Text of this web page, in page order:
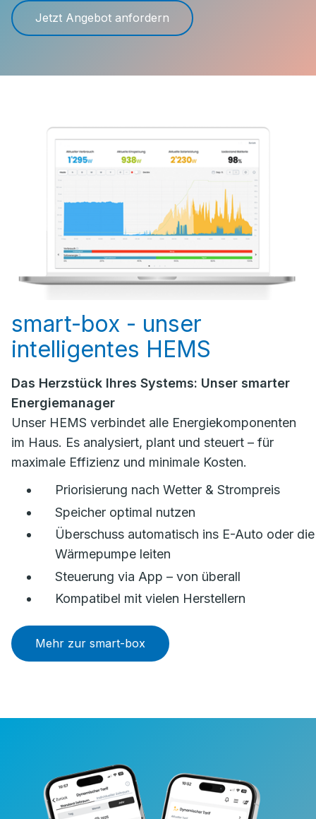
Jetzt Angebot anfordern
smart-box - unser
intelligentes HEMS
Das Herzstück Ihres Systems: Unser smarter
Energiemanager
Unser HEMS verbindet alle Energiekomponenten
im Haus. Es analysiert, plant und steuert – für
maximale Effizienz und minimale Kosten.
Priorisierung nach Wetter & Strompreis
Speicher optimal nutzen
Überschuss automatisch ins E-Auto oder die
Wärmepumpe leiten
Steuerung via App – von überall
Kompatibel mit vielen Herstellern
Mehr zur smart-box